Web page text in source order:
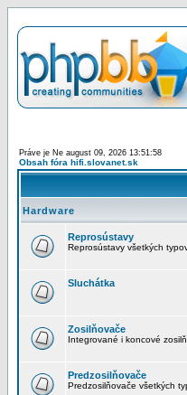
Práve je Ne august 09, 2026 13:51:58
Obsah fóra hifi.slovanet.sk
Hardware
Reprosústavy
Reprosústavy všetkých
Sluchátka
Zosilňovače
Integrované i koncové
Predzosilňovače
Predzosilňovače všetkých